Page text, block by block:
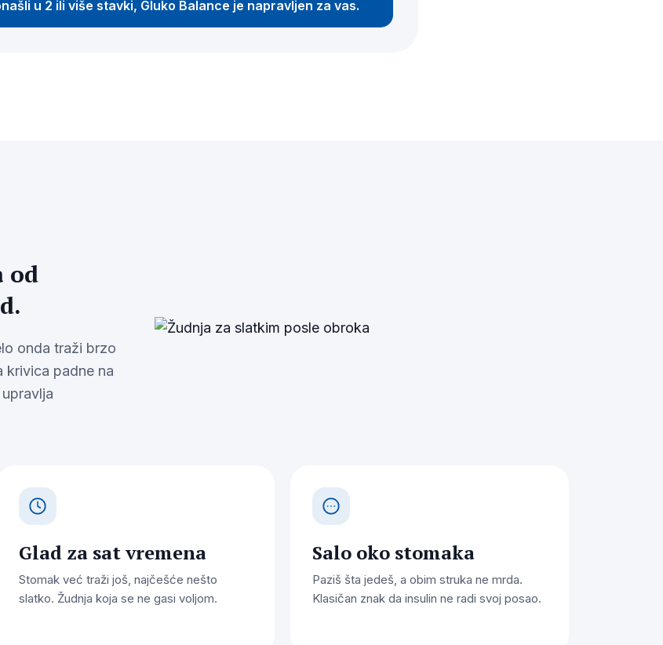
u 2 ili više stavki, Gluko Balance je napravljen za vas.
od
onda traži brzo
krivica padne na
Glad za sat vremena
Stomak već traži još, najčešće nešto
slatko. Žudnja koja se ne gasi voljom.
Salo oko stomaka
Paziš šta jedeš, a obim struka ne mrda.
Klasičan znak da insulin ne radi svoj posao.